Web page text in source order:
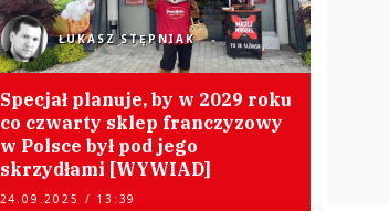
ŁUKASZ STĘPNIAK
Specjał planuje, by w 2029 roku
co czwarty sklep franczyzowy
w Polsce był pod jego
skrzydłami [WYWIAD]
24.09.2025 / 13:39